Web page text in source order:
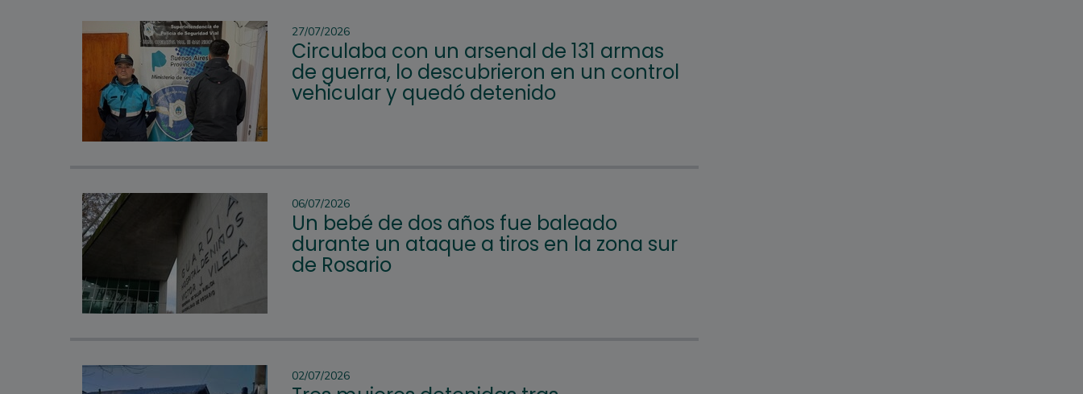
27/07/2026
Circulaba con un arsenal de 131 armas
de guerra, lo descubrieron en un control
vehicular y quedó detenido
06/07/2026
Un bebé de dos años fue baleado
durante un ataque a tiros en la zona sur
de Rosario
02/07/2026